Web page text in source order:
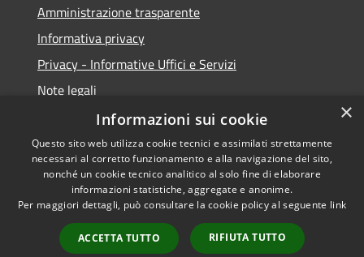
Amministrazione trasparente
Informativa privacy
Privacy - Informative Uffici e Servizi
Note legali
Dichiarazione di accessibilità
RSS
Accessibilità
Copyright © 2026 • Comune di
Sarmede • Powered by
Municipium•
Accesso
×
Informazioni sui cookie
Questo sito web utilizza cookie tecnici e assimilati strettamente
necessari al corretto funzionamento e alla navigazione del sito,
nonché un cookie tecnico analitico al solo fine di elaborare
informazioni statistiche, aggregate e anonime.
Per maggiori dettagli, può consultare la cookie policy al seguente link
ACCETTA TUTTO RIFIUTA TUTTO